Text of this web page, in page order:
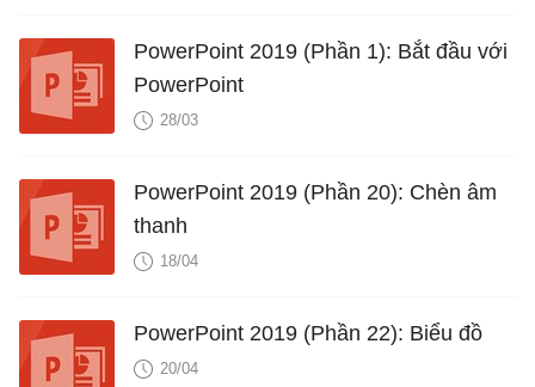
PowerPoint 2019 (Phần 1): Bắt đầu với
PowerPoint
28/03
PowerPoint 2019 (Phần 20): Chèn âm
thanh
18/04
PowerPoint 2019 (Phần 22): Biểu đồ
20/04